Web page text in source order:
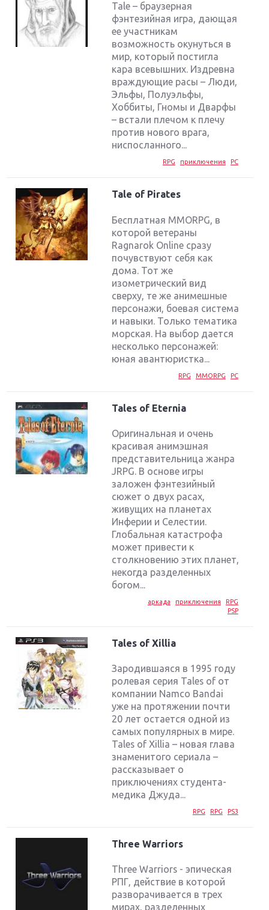
Tale – браузерная
фэнтезийная игра, дающая
ее участникам
возможность окунуться в
мир, который постигла
кара всевышних. Издревна
враждующие расы – Люди,
Эльфы, Полуэльфы,
Хоббиты, Гномы и Дварфы
– встали плечом к плечу
против нового врага,
ниспосланного...
RPG приключения PC
Tale of Pirates
Бесплатная MMORPG, в
которой ветераны
Ragnarok Online сразу
почувствуют себя как
дома. Тот же
изометрический вид
сверху, те же анимешные
персонажи, боевая система
и навыки. Только тематика
морская. На выбор дается
несколько персонажей:
юная авантюристка...
RPG MMORPG PC
Tales of Eternia
Оригинальная и очень
красивая анимэшная
представительница жанра
JRPG. В основе игры
заложен фэнтезийный
сюжет о двух расах,
живущих на планетах
Инферии и Селестии.
Глобальная катастрофа
может привести к
столкновению этих планет,
некогда разделенных
богом...
аркада приключения
RPG
PSP
Tales of Xillia
Зародившаяся в 1995 году
ролевая серия Tales of от
компании Namco Bandai
уже на протяжении почти
20 лет остается одной из
самых популярных в мире.
Tales of Xillia – новая глава
знаменитого сериала –
рассказывает о
приключениях студента-
медика Джуда...
RPG RPG PS3
Three Warriors
Three Warriors - эпическая
РПГ, действие в которой
разворачивается в трех
мирах, разделенных